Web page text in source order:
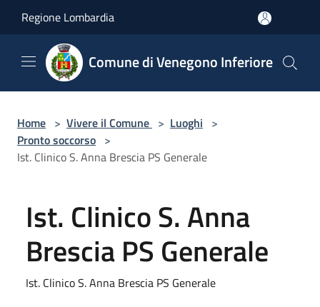
Regione Lombardia
Comune di Venegono Inferiore
Home > Vivere il Comune > Luoghi >
Pronto soccorso >
Ist. Clinico S. Anna Brescia PS Generale
Ist. Clinico S. Anna
Brescia PS Generale
Ist. Clinico S. Anna Brescia PS Generale